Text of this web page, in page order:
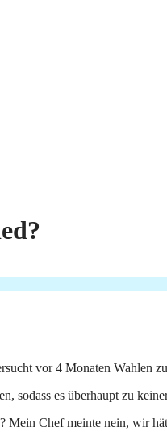
vor 4 Monaten Wahlen
sodass es überhaupt zu
Mein Chef meinte nein, wir